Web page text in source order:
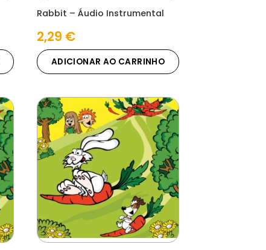
Rabbit – Áudio Instrumental
2,29 €
ADICIONAR AO CARRINHO